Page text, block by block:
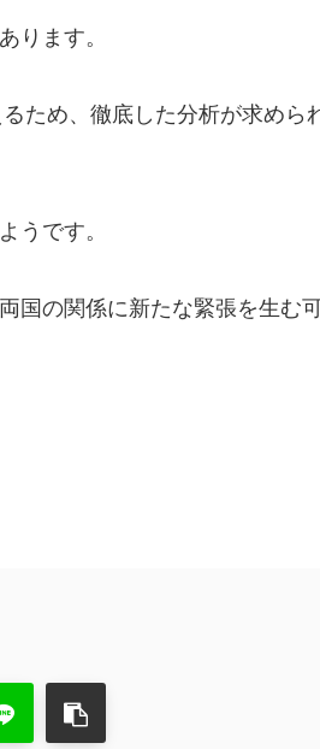
ります。
ため、徹底した分析が求めら
うです。
国の関係に新たな緊張を生む